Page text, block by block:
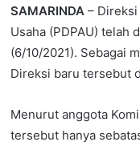
SAMARINDA –
Usaha (PDPAU) telah
(6/10/2021). Sebagai
Direksi baru tersebut
Menurut anggota
tersebut hanya